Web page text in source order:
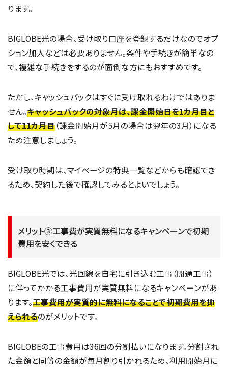
ります。
BIGLOBE光の場合、受け取り口座を登録するだけなのでオプ
ション加入などは必要ありません。条件や手続きが簡単なの
で、複雑な手続きをするのが面倒な方にもおすすめです。
ただし、キャッシュバックはすぐに受け取れるわけではありま
せん。キャッシュバックの対象月は、課金開始日を1カ月目と
して11カ月目（課金開始月が5月の場合は翌年の3月）になる
ため注意しましょう。
受け取り時期は、マイページの特典一覧などからも確認でき
るため、契約した後で確認してみるとよいでしょう。
メリット③工事費が実質無料になるキャンペーンで初期
費用を安くできる
BIGLOBE光では、光回線を自宅に引き込む工事（開通工事）
に伴ってかかる工事費用が実質無料になるキャンペーンがあ
ります。工事費用が実質的に無料になることで初期費用を抑
えられるのがメリットです。
BIGLOBEの工事費用は36回の分割払いになります。分割され
た金額と同等の金額が毎月割り引かれるため、利用開始月に